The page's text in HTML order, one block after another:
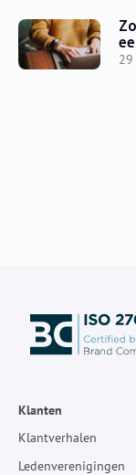
29
Klanten
Klantverhalen
Ledenverenigingen